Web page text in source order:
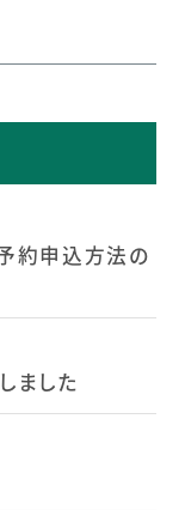
約申込方法の
ました